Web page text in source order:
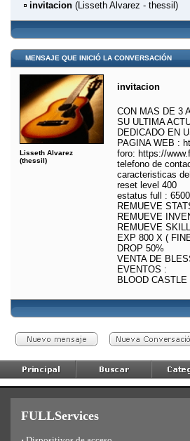
invitacion(Lisseth Alvarez - thessil)
MENSAJE QUE INICIÓ LA CONVERSACIÓN
Lisseth Alvarez
(thessil)
invitacion
CON MAS DE 3
SU ULTIMA
DEDICADO EN
PAGINA WEB :
foro: https://
telefono de
caracteristicas
reset level 400
estatus full :
REMUEVE
REMUEVE
REMUEVE
EXP 800 X (
DROP 50%
VENTA DE
EVENTOS :
BLOOD CASTLE
FULLServices